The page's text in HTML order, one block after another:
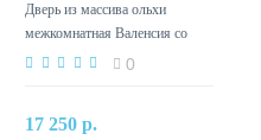
Дверь из массива ольхи
межкомнатная Валенсия со
стеклом цвет Античный орех
0
17 250 р.